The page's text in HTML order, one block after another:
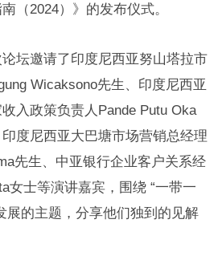
（2024）》的发布仪式。
坛邀请了印度尼西亚努山塔拉市
Wicaksono先生、印度尼西亚
入政策负责人Pande Putu Oka
度尼西亚大巴塘市场营销总经理
先生、中亚银行企业客户关系经
女士等演讲嘉宾，围绕 “一带一
展的主题，分享他们独到的见解